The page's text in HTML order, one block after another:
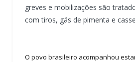
greves e mobilizações são
com tiros, gás de pimenta e
O povo brasileiro acompanhou